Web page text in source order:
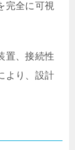
完全に可視
置、接続性
より、設計